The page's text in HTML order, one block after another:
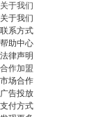
关于我们
关于我们
联系方式
帮助中心
法律声明
合作加盟
市场合作
广告投放
支付方式